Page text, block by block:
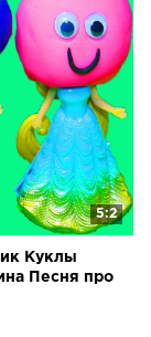
5:2
Куклы
Песня про